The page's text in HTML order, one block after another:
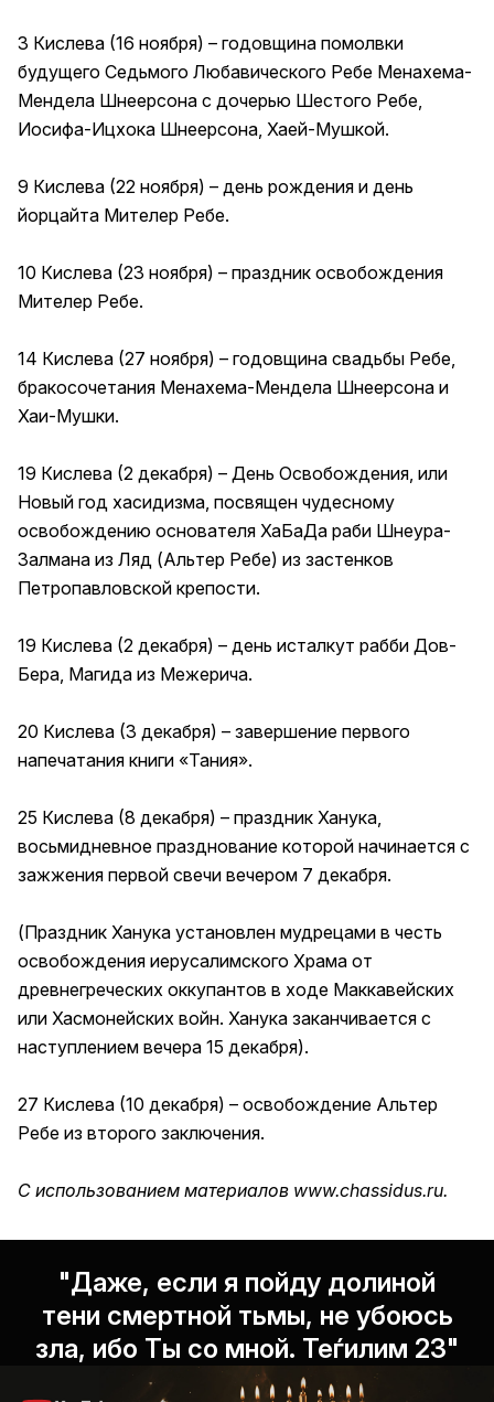
3 Кислева (16 ноября) – годовщина помолвки
будущего Седьмого Любавического Ребе Менахема-
Мендела Шнеерсона с дочерью Шестого Ребе,
Иосифа-Ицхока Шнеерсона, Хаей-Мушкой.
9 Кислева (22 ноября) – день рождения и день
йорцайта Мителер Ребе.
10 Кислева (23 ноября) – праздник освобождения
Мителер Ребе.
14 Кислева (27 ноября) – годовщина свадьбы Ребе,
бракосочетания Менахема-Мендела Шнеерсона и
Хаи-Мушки.
19 Кислева (2 декабря) – День Освобождения, или
Новый год хасидизма, посвящен чудесному
освобождению основателя ХаБаДа раби Шнеура-
Залмана из Ляд (Альтер Ребе) из застенков
Петропавловской крепости.
19 Кислева (2 декабря) – день исталкут рабби Дов-
Бера, Магида из Межерича.
20 Кислева (3 декабря) – завершение первого
напечатания книги «Тания».
25 Кислева (8 декабря) – праздник Ханука,
восьмидневное празднование которой начинается с
зажжения первой свечи вечером 7 декабря.
(Праздник Ханука установлен мудрецами в честь
освобождения иерусалимского Храма от
древнегреческих оккупантов в ходе Маккавейских
или Хасмонейских войн. Ханука заканчивается с
наступлением вечера 15 декабря).
27 Кислева (10 декабря) – освобождение Альтер
Ребе из второго заключения.
С использованием материалов www.chassidus.ru.
"Даже, если я пойду долиной
тени смертной тьмы, не убоюсь
зла, ибо Ты со мной. Теѓилим 23"